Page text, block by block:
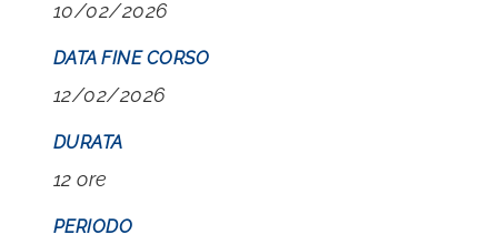
10/02/2026
DATA FINE CORSO
12/02/2026
DURATA
12 ore
PERIODO